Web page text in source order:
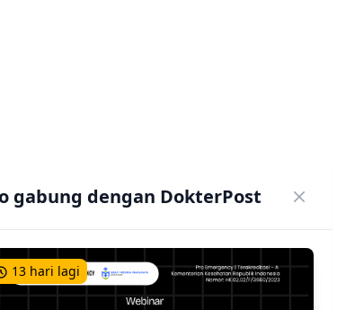
gabung dengan DokterPost
13 hari lagi